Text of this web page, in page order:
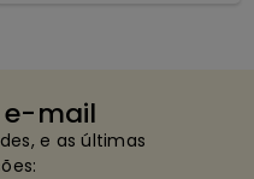
e-mail
e as últimas